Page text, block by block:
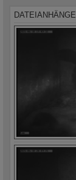
g
DATEIANHÄNGE